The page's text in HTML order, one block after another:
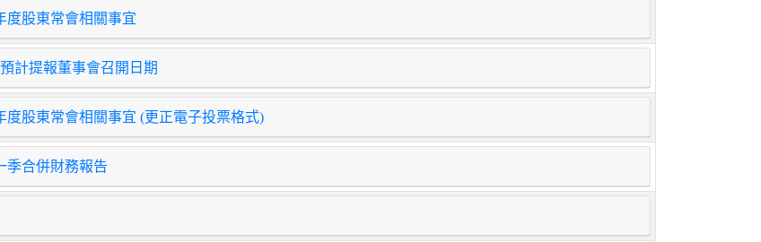
度股東常會相關事宜
計提報董事會召開日期
度股東常會相關事宜 (更正電子投票格式)
季合併財務報告